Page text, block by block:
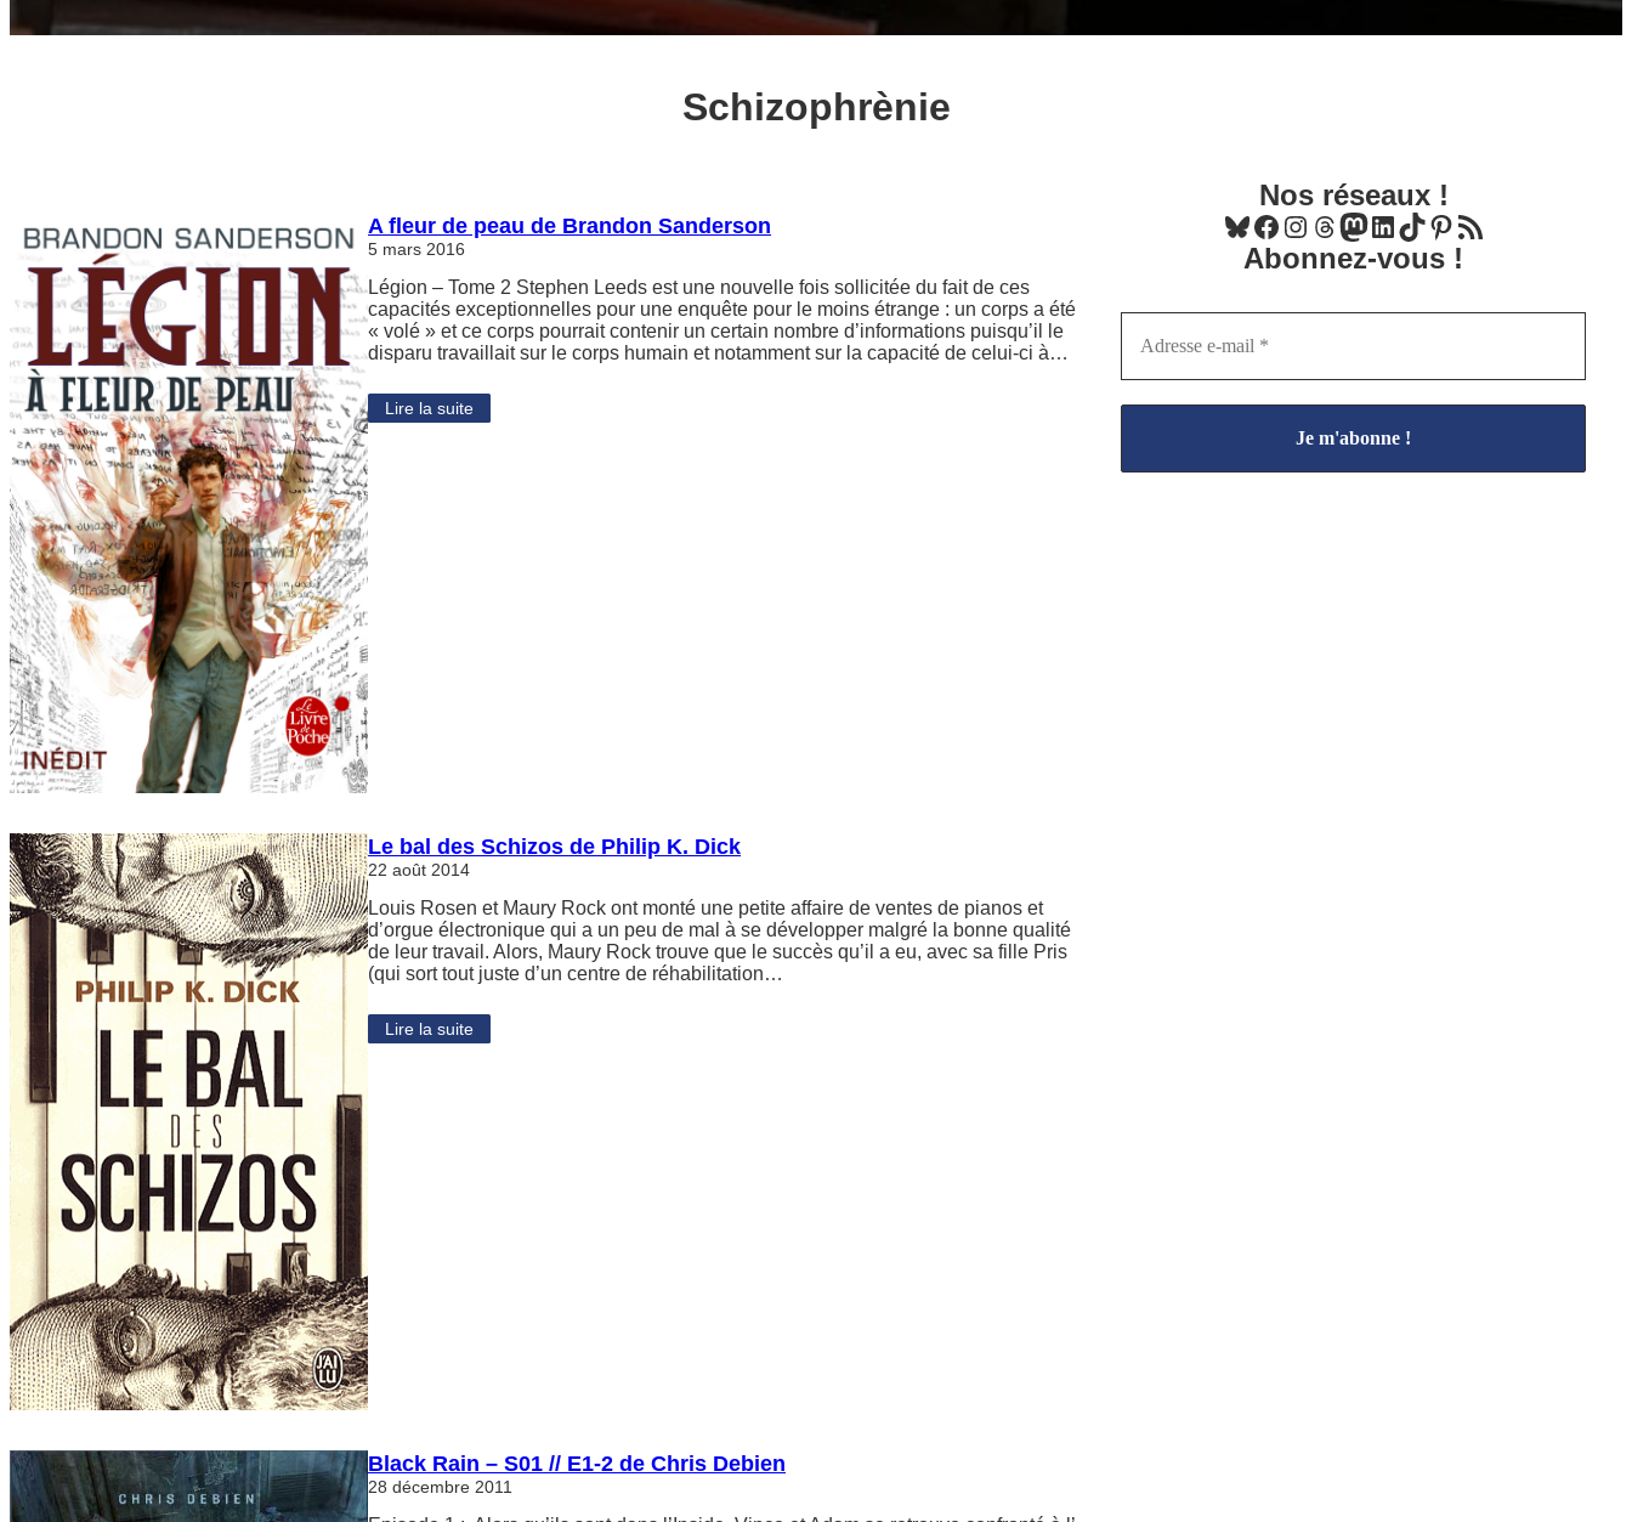
Schizophrènie
A fleur de peau de Brandon Sanderson
5 mars 2016
Légion – Tome 2 Stephen Leeds est une nouvelle fois sollicitée du fait de ces
capacités exceptionnelles pour une enquête pour le moins étrange : un corps a été
« volé » et ce corps pourrait contenir un certain nombre d’informations puisqu’il le
disparu travaillait sur le corps humain et notamment sur la capacité de celui-ci à…
Lire la suite
Le bal des Schizos de Philip K. Dick
22 août 2014
Louis Rosen et Maury Rock ont monté une petite affaire de ventes de pianos et
d’orgue électronique qui a un peu de mal à se développer malgré la bonne qualité
de leur travail. Alors, Maury Rock trouve que le succès qu’il a eu, avec sa fille Pris
(qui sort tout juste d’un centre de réhabilitation…
Lire la suite
Black Rain – S01 // E1-2 de Chris Debien
28 décembre 2011
Nos réseaux !
Bluesky Facebook Instagram Threads Mastodon LinkedIn TikTok Pinterest
Flux RSS
Abonnez-vous !